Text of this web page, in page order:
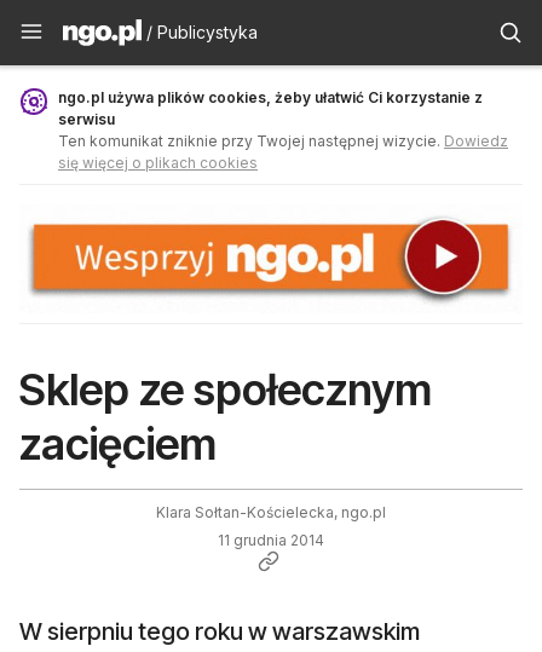
Publicystyka - ngo.pl
/ Publicystyka
ngo.pl używa plików cookies, żeby ułatwić Ci korzystanie z
serwisu
Ten komunikat zniknie przy Twojej następnej wizycie. Dowiedz
się więcej o plikach cookies
Sklep ze społecznym
zacięciem
Klara Sołtan-Kościelecka, ngo.pl
11 grudnia 2014
W sierpniu tego roku w warszawskim